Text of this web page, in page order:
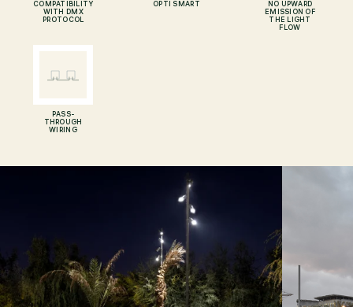
COMPATIBILITY
WITH DMX
PROTOCOL
OPTI SMART
NO UPWARD
EMISSION OF
THE LIGHT
FLOW
PASS-
THROUGH
WIRING